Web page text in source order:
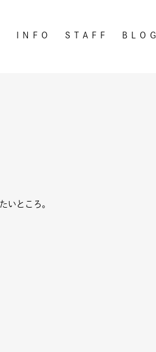
INFO STAFF BLOG
いところ。